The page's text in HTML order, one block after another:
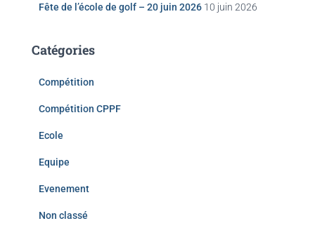
Fête de l’école de golf – 20 juin 2026 10 juin 2026
Catégories
Compétition
Compétition CPPF
Ecole
Equipe
Evenement
Non classé